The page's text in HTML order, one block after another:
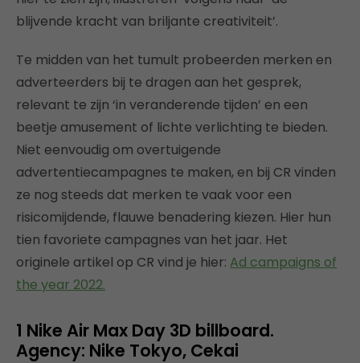
blijvende kracht van briljante creativiteit’.
Te midden van het tumult probeerden merken en
adverteerders bij te dragen aan het gesprek,
relevant te zijn ‘in veranderende tijden’ en een
beetje amusement of lichte verlichting te bieden.
Niet eenvoudig om overtuigende
advertentiecampagnes te maken, en bij CR vinden
ze nog steeds dat merken te vaak voor een
risicomijdende, flauwe benadering kiezen. Hier hun
tien favoriete campagnes van het jaar. Het
originele artikel op CR vind je hier: Ad campaigns of
the year 2022.
1 Nike Air Max Day 3D billboard.
Agency: Nike Tokyo, Cekai